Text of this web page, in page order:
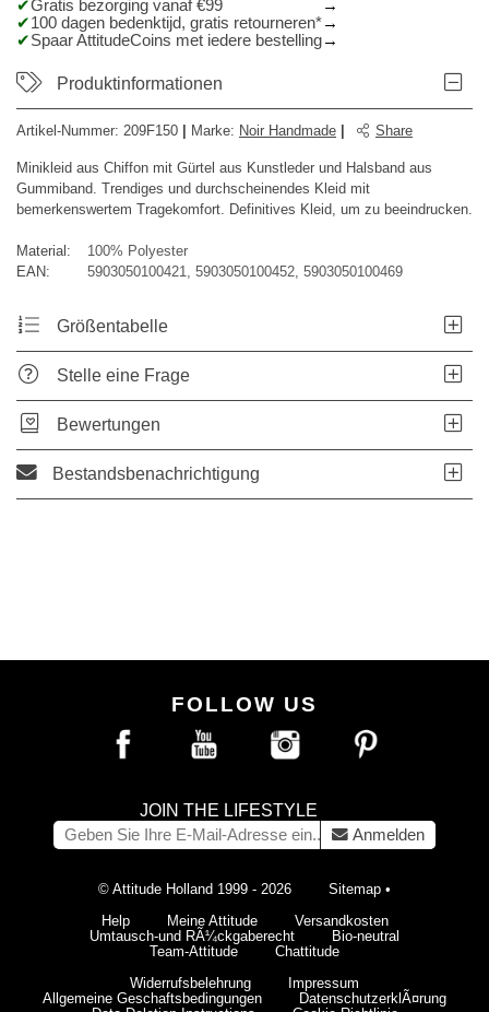
Gratis bezorging vanaf €99
100 dagen bedenktijd, gratis retourneren*
Spaar AttitudeCoins met iedere bestelling
Produktinformationen
Artikel-Nummer: 209F150 Marke: Noir Handmade Share
Minikleid aus Chiffon mit Gürtel aus Kunstleder und Halsband aus
Gummiband. Trendiges und durchscheinendes Kleid mit
bemerkenswertem Tragekomfort. Definitives Kleid, um zu beeindrucken.
Material:
100% Polyester
EAN:
5903050100421, 5903050100452, 5903050100469
Größentabelle
Stelle eine Frage
Bewertungen
Bestandsbenachrichtigung
FOLLOW US
JOIN THE LIFESTYLE
Anmelden
© Attitude Holland 1999 - 2026 Sitemap •
Help
Meine Attitude
Versandkosten
Umtausch-und RÃ¼ckgaberecht
Bio-neutral
Team-Attitude
Chattitude
Widerrufsbelehrung
Impressum
Allgemeine Geschaftsbedingungen
DatenschutzerklÃ¤rung